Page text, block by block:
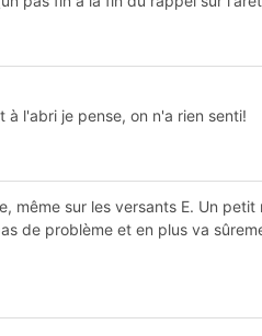
à l'abri je pense, on n'a rien senti!
même sur les versants E. Un
de problème et en plus va